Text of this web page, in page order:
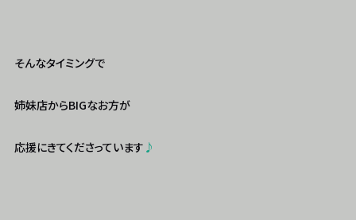
そんなタイミングで
姉妹店からBIGなお方が
応援にきてくださっています ♪